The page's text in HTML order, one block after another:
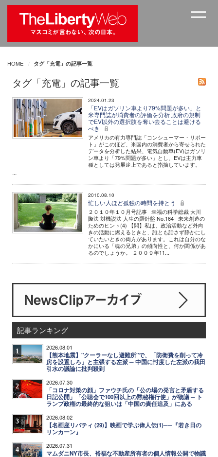
HOME タグ「充電」の記事一覧
タグ「充電」の記事一覧
2024.01.23
「EVはガソリン車より79%問題が多い」と
米専門誌が消費者の評価を分析 政府の規制
でEV以外の選択肢を奪い去ることは避ける
べき
アメリカの有力専門誌「コンシューマー・リポー
ト」がこのほど、米国内の消費者から寄せられた
データを分析した結果、電気自動車(EV)はガソリ
ン車より「79%問題が多い」とし、EVは主力車
種としては発展途上であると指摘しています。
...
2010.08.10
忙しい人ほど孤独の時間を持とう
２０１０年１０月号記事 幸福の科学総裁 大川
隆法 対機説法 人生の羅針盤 No.164 未来創造の
ためのヒント(4) 【問】私は、政治活動など外向
きの活動に燃えるときと、誰とも話さず静かにし
ていたいときの両方があります。これは自分のな
かにいる「魂の兄弟」の傾向性と、何か関係があ
るのでしょうか。 ２００９年11...
記事ランキング
1 2026.08.01
【熊本地震】"クーラーなし避難所"で、「防衛費を削って冷
房を設置しろ」と主張する左派 ─ 中国に忖度した左派の我田
引水の議論に批判殺到
2 2026.07.30
「コロナ対策の顔」ファウチ氏の「公の場の発言と矛盾する
日記公開」「公聴会で100回以上の黙秘権行使」が物議 ─ ト
ランプ政権の最終的な狙いは「中国の責任追及」にある
3 2026.08.02
【名画座リバティ (29)】映画で学ぶ偉人伝(1)──『若き日の
リンカーン』
4 2026.07.31
マムダニNY市長、裕福な不動産所有者の個人情報公開で物議